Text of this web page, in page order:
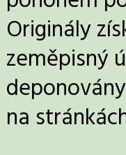
Originály
zeměpisný
na